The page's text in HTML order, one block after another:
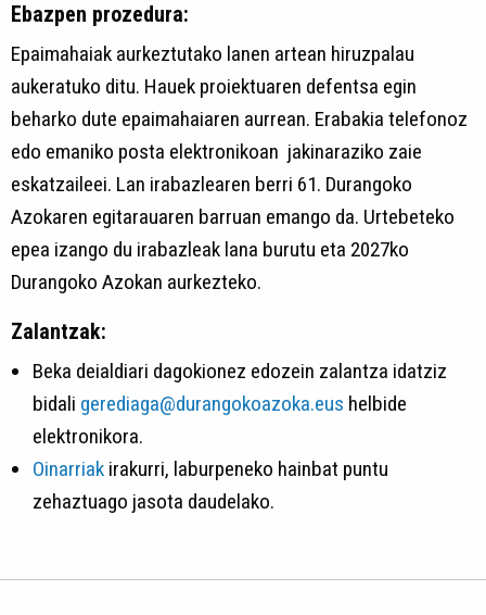
Ebazpen prozedura:
Epaimahaiak aurkeztutako lanen artean hiruzpalau
aukeratuko ditu. Hauek proiektuaren defentsa egin
beharko dute epaimahaiaren aurrean. Erabakia telefonoz
edo emaniko posta elektronikoan jakinaraziko zaie
eskatzaileei. Lan irabazlearen berri 61. Durangoko
Azokaren egitarauaren barruan emango da. Urtebeteko
epea izango du irabazleak lana burutu eta 2027ko
Durangoko Azokan aurkezteko.
Zalantzak:
Beka deialdiari dagokionez edozein zalantza idatziz
bidali gerediaga@durangokoazoka.eus helbide
elektronikora.
Oinarriak irakurri, laburpeneko hainbat puntu
zehaztuago jasota daudelako.